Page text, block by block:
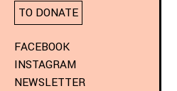
TO DONATE
FACEBOOK
INSTAGRAM
NEWSLETTER